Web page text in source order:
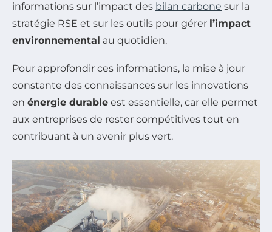
informations sur l’impact des bilan carbone sur la
stratégie RSE et sur les outils pour gérer l’impact
environnemental au quotidien.
Pour approfondir ces informations, la mise à jour
constante des connaissances sur les innovations
en énergie durable est essentielle, car elle permet
aux entreprises de rester compétitives tout en
contribuant à un avenir plus vert.